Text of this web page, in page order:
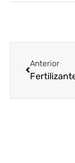
Anterior